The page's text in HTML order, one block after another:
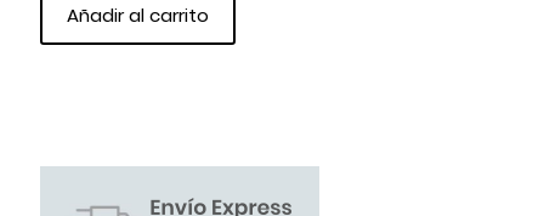
Añadir al carrito